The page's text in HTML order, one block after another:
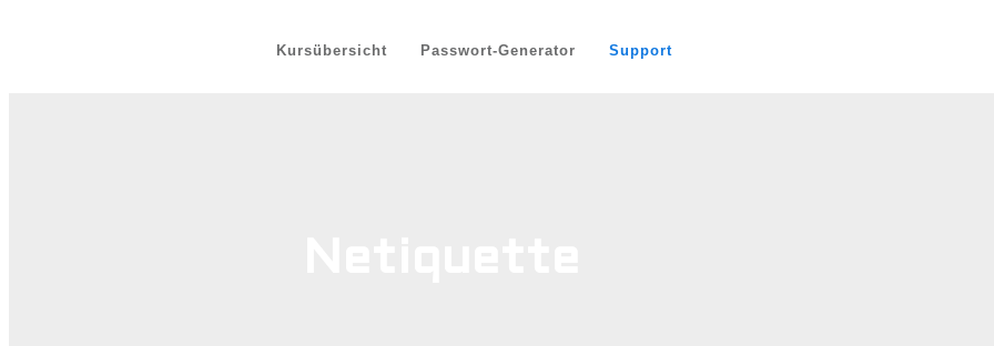
Kursübersicht Passwort-Generator Support